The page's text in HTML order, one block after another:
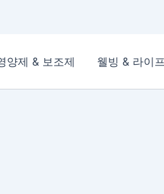
양제 & 보조제 웰빙 & 라이